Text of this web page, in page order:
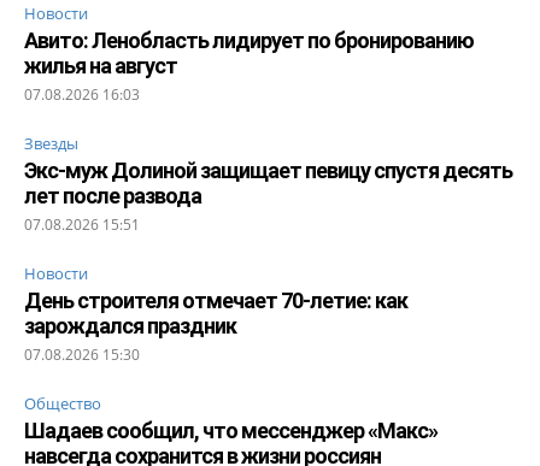
Новости
Авито: Ленобласть лидирует по бронированию
жилья на август
07.08.2026 16:03
Звезды
Экс-муж Долиной защищает певицу спустя десять
лет после развода
07.08.2026 15:51
Новости
День строителя отмечает 70-летие: как
зарождался праздник
07.08.2026 15:30
Общество
Шадаев сообщил, что мессенджер «Макс»
навсегда сохранится в жизни россиян